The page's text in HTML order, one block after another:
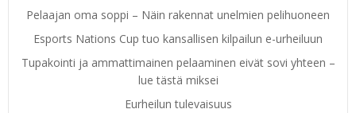
Pelaajan oma soppi – Näin rakennat unelmien pelihuoneen
Esports Nations Cup tuo kansallisen kilpailun e-urheiluun
Tupakointi ja ammattimainen pelaaminen eivät sovi yhteen –
lue tästä miksei
Eurheilun tulevaisuus